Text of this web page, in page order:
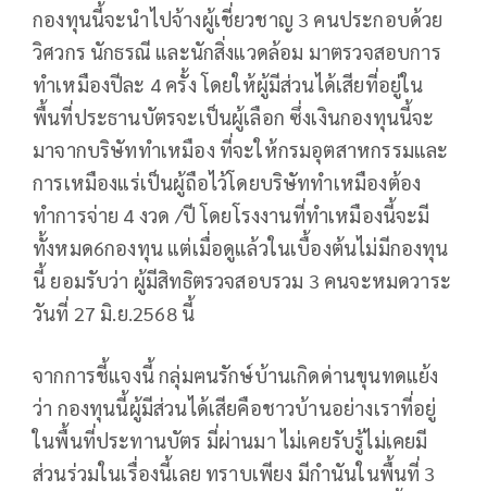
กองทุนนี้จะนำไปจ้างผู้เชี่ยวชาญ 3 คนประกอบด้วย
วิศวกร นักธรณี และนักสิ่งแวดล้อม มาตรวจสอบการ
ทำเหมืองปีละ 4 ครั้ง โดยให้ผู้มีส่วนได้เสียที่อยู่ใน
พื้นที่ประธานบัตรจะเป็นผู้เลือก ซึ่งเงินกองทุนนี้จะ
มาจากบริษัททำเหมือง ที่จะให้กรมอุตสาหกรรมและ
การเหมืองแร่เป็นผู้ถือไว้โดยบริษัททำเหมืองต้อง
ทำการจ่าย 4 งวด /ปี โดยโรงงานที่ทำเหมืองนี้จะมี
ทั้งหมด6กองทุน แต่เมื่อดูแล้วในเบื้องต้นไม่มีกองทุน
นี้ ยอมรับว่า ผู้มีสิทธิตรวจสอบรวม 3 คนจะหมดวาระ
วันที่ 27 มิ.ย.2568 นี้
จากการชี้แจงนี้ กลุ่มฅนรักษ์บ้านเกิดด่านขุนทดแย้ง
ว่า กองทุนนี้ผู้มีส่วนได้เสียคือชาวบ้านอย่างเราที่อยู่
ในพื้นที่ประทานบัตร มี่ผ่านมา ไม่เคยรับรู้ไม่เคยมี
ส่วนร่วมในเรื่องนี้เลย ทราบเพียง มีกำนันในพื้นที่ 3